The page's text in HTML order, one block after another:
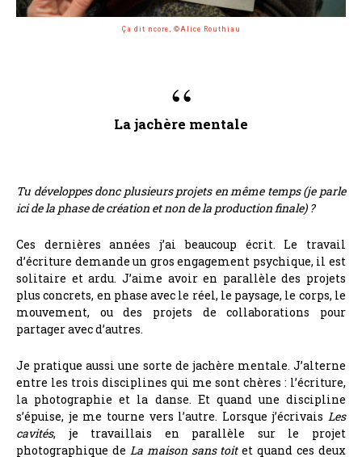
Ça dit ncore, ©Alice Routhiau
La jachère mentale
Tu développes donc plusieurs projets en même temps (je parle
ici de la phase de création et non de la production finale) ?
Ces dernières années j’ai beaucoup écrit. Le travail
d’écriture demande un gros engagement psychique, il est
solitaire et ardu. J’aime avoir en parallèle des projets
plus concrets, en phase avec le réel, le paysage, le corps, le
mouvement, ou des projets de collaborations pour
partager avec d’autres.
Je pratique aussi une sorte de jachère mentale. J’alterne
entre les trois disciplines qui me sont chères : l’écriture,
la photographie et la danse. Et quand une discipline
s’épuise, je me tourne vers l’autre. Lorsque j’écrivais Les
cavités, je travaillais en parallèle sur le projet
photographique de La maison sans toitet quand ces deux